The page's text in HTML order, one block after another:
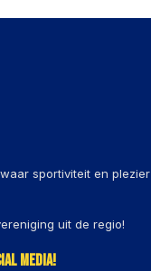
sportiviteit en plezier
uit de regio!
media!